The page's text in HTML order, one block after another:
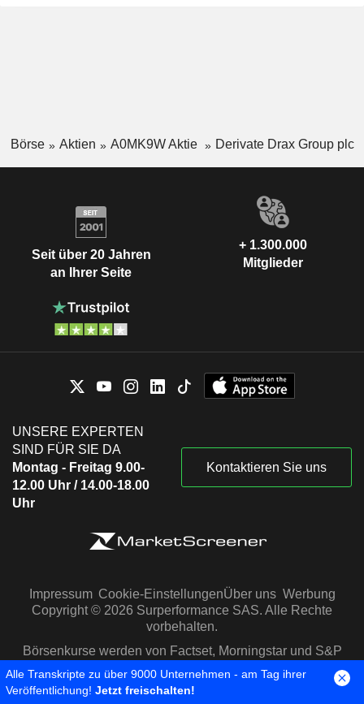
Börse Aktien A0MK9W Aktie Derivate Drax Group plc
Seit über 20 Jahren
an Ihrer Seite
+ 1.300.000
Mitglieder
UNSERE EXPERTEN
SIND FÜR SIE DA
Montag - Freitag 9.00-
12.00 Uhr / 14.00-18.00
Uhr
Kontaktieren Sie uns
Impressum Cookie-EinstellungenÜber uns Werbung
Copyright © 2026 Surperformance SAS. Alle Rechte
vorbehalten.
Börsenkurse werden von Factset, Morningstar und S&P
Capital IQ zur Verfügung gestellt
Alle Transkripte zu über 9000 Unternehmen - am Tag ihrer
Veröffentlichung! Jetzt freischalten!